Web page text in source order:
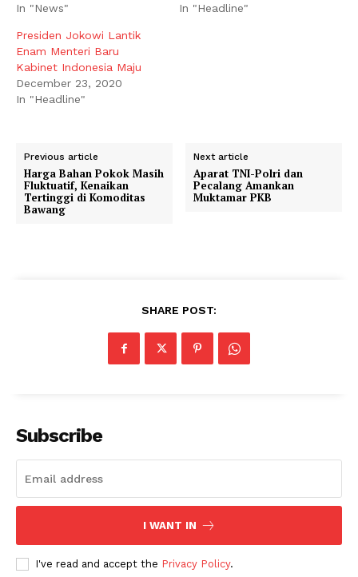
In "News"
In "Headline"
Presiden Jokowi Lantik
Enam Menteri Baru
Kabinet Indonesia Maju
December 23, 2020
In "Headline"
Previous article
Harga Bahan Pokok Masih
Fluktuatif, Kenaikan
Tertinggi di Komoditas
Bawang
Next article
Aparat TNI-Polri dan
Pecalang Amankan
Muktamar PKB
SHARE POST:
Subscribe
I WANT IN
I've read and accept the Privacy Policy.